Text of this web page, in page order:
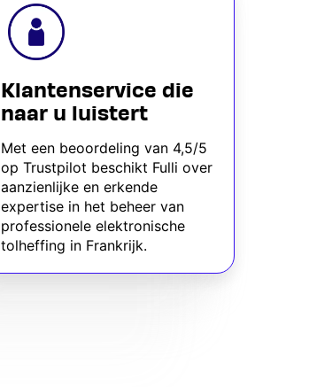
Klantenservice die
naar u luistert
Met een beoordeling van 4,5/5
op Trustpilot beschikt Fulli over
aanzienlijke en erkende
expertise in het beheer van
professionele elektronische
tolheffing in Frankrijk.